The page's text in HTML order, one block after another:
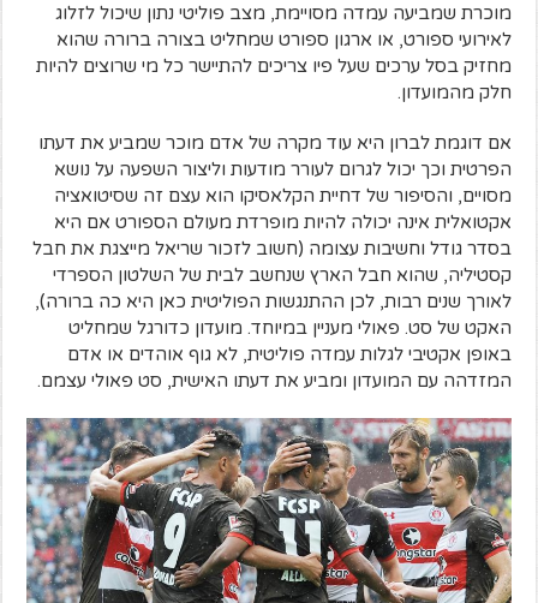
מוכרת שמביעה עמדה מסויימת, מצב פוליטי נתון שיכול לזלוג
לאירועי ספורט, או ארגון ספורט שמחליט בצורה ברורה שהוא
מחזיק בסל ערכים שעל פיו צריכים להתיישר כל מי שרוצים להיות
חלק מהמועדון.
אם דוגמת לברון היא עוד מקרה של אדם מוכר שמביע את דעתו
הפרטית וכך יכול לגרום לעורר מודעות וליצור השפעה על נושא
מסויים, והסיפור של דחיית הקלאסיקו הוא עצם זה שסיטואציה
אקטואלית אינה יכולה להיות מופרדת מעולם הספורט אם היא
בסדר גודל וחשיבות עצומה (חשוב לזכור שריאל מייצגת את חבל
קסטיליה, שהוא חבל הארץ שנחשב לבית של השלטון הספרדי
לאורך שנים רבות, לכן ההתנגשות הפוליטית כאן היא כה ברורה),
האקט של סט. פאולי מעניין במיוחד. מועדון כדורגל שמחליט
באופן אקטיבי לגלות עמדה פוליטית, לא גוף אוהדים או אדם
המזדהה עם המועדון ומביע את דעתו האישית, סט פאולי עצמם.